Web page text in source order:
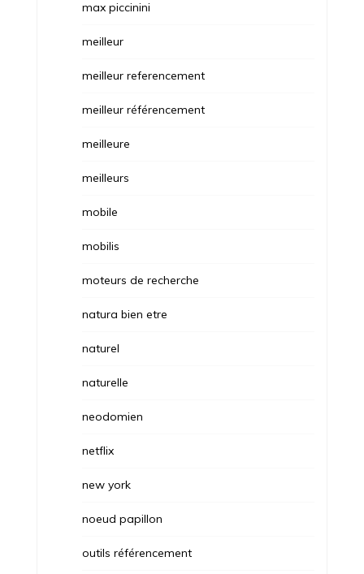
max piccinini
meilleur
meilleur referencement
meilleur référencement
meilleure
meilleurs
mobile
mobilis
moteurs de recherche
natura bien etre
naturel
naturelle
neodomien
netflix
new york
noeud papillon
outils référencement